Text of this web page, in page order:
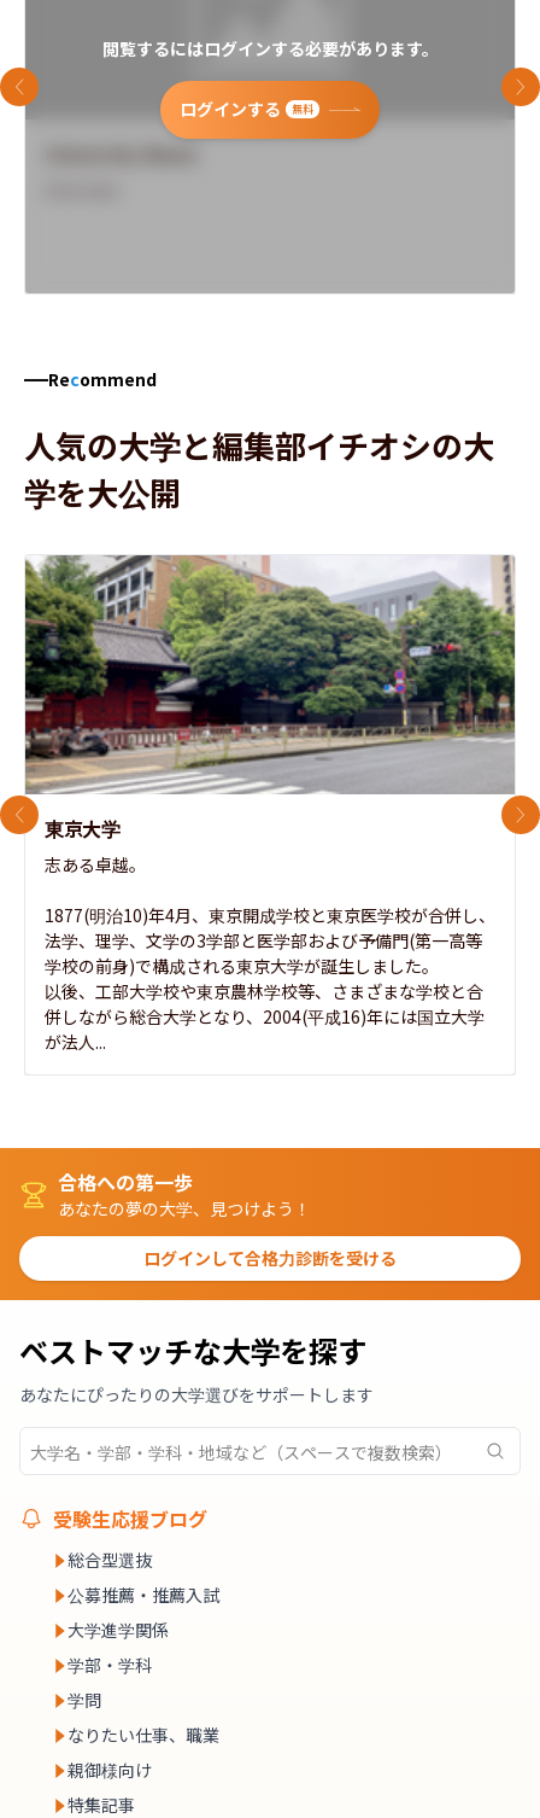
閲覧するにはログインする必要があります。
ログインする 無料
前のスライド 次
Recommend
人気の大学と編集部イチオシの大
学を大公開
東京大学
志ある卓越。
1877(明治10)年4月、東京開成学校と東京医学校が合併し、
法学、理学、文学の3学部と医学部および予備門(第一高等
学校の前身)で構成される東京大学が誕生しました。
以後、工部大学校や東京農林学校等、さまざまな学校と合
併しながら総合大学となり、2004(平成16)年には国立大学
が法人...
前のスライド 次
合格への第一歩
あなたの夢の大学、見つけよう！
ログインして合格力診断を受ける
ベストマッチな大学を探す
あなたにぴったりの大学選びをサポートします
受験生応援ブログ
総合型選抜
公募推薦・推薦入試
大学進学関係
学部・学科
学問
なりたい仕事、職業
親御様向け
特集記事